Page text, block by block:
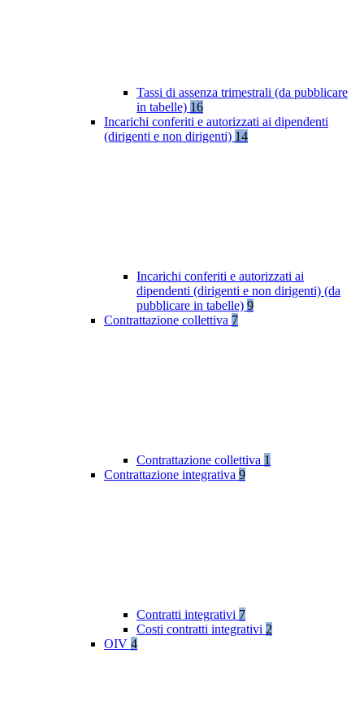
Tassi di assenza trimestrali (da pubblicare
in tabelle) 16
Incarichi conferiti e autorizzati ai dipendenti
(dirigenti e non dirigenti) 14
Incarichi conferiti e autorizzati ai
dipendenti (dirigenti e non dirigenti) (da
pubblicare in tabelle) 9
Contrattazione collettiva 7
Contrattazione collettiva 1
Contrattazione integrativa 9
Contratti integrativi 7
Costi contratti integrativi 2
OIV 4